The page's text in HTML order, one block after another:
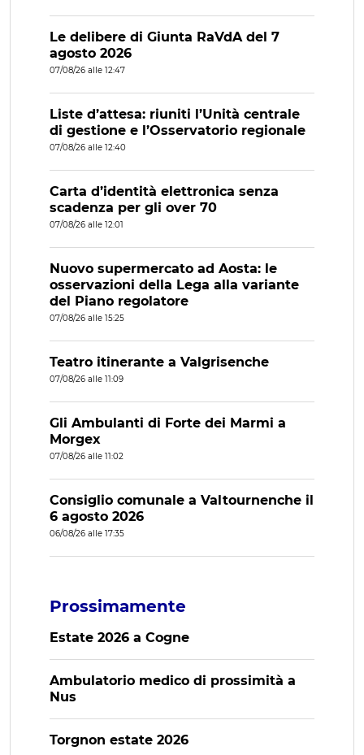
Le delibere di Giunta RaVdA del 7
agosto 2026
07/08/26 alle 12:47
Liste d’attesa: riuniti l’Unità centrale
di gestione e l’Osservatorio regionale
07/08/26 alle 12:40
Carta d’identità elettronica senza
scadenza per gli over 70
07/08/26 alle 12:01
Nuovo supermercato ad Aosta: le
osservazioni della Lega alla variante
del Piano regolatore
07/08/26 alle 15:25
Teatro itinerante a Valgrisenche
07/08/26 alle 11:09
Gli Ambulanti di Forte dei Marmi a
Morgex
07/08/26 alle 11:02
Consiglio comunale a Valtournenche il
6 agosto 2026
06/08/26 alle 17:35
Prossimamente
Estate 2026 a Cogne
Ambulatorio medico di prossimità a
Nus
Torgnon estate 2026